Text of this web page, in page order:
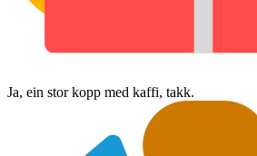
Ja, ein stor kopp med kaffi, takk.